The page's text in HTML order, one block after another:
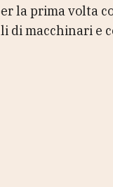
la prima volta
di macchinari e